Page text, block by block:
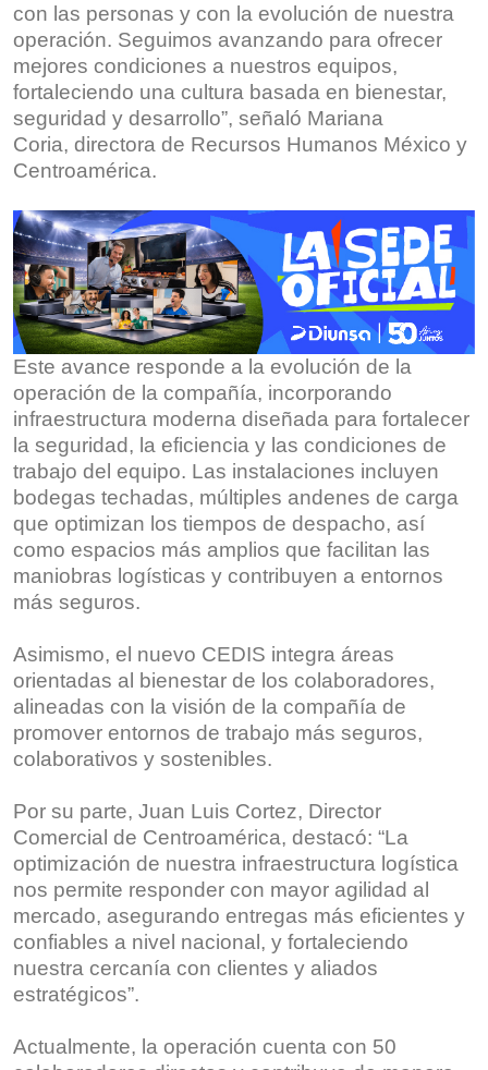
con las personas y con la evolución de nuestra
operación. Seguimos avanzando para ofrecer
mejores condiciones a nuestros equipos,
fortaleciendo una cultura basada en bienestar,
seguridad y desarrollo”, señaló Mariana
Coria, directora de Recursos Humanos México y
Centroamérica.
Este avance responde a la evolución de la
operación de la compañía, incorporando
infraestructura moderna diseñada para fortalecer
la seguridad, la eficiencia y las condiciones de
trabajo del equipo. Las instalaciones incluyen
bodegas techadas, múltiples andenes de carga
que optimizan los tiempos de despacho, así
como espacios más amplios que facilitan las
maniobras logísticas y contribuyen a entornos
más seguros.
Asimismo, el nuevo CEDIS integra áreas
orientadas al bienestar de los colaboradores,
alineadas con la visión de la compañía de
promover entornos de trabajo más seguros,
colaborativos y sostenibles.
Por su parte, Juan Luis Cortez, Director
Comercial de Centroamérica, destacó: “La
optimización de nuestra infraestructura logística
nos permite responder con mayor agilidad al
mercado, asegurando entregas más eficientes y
confiables a nivel nacional, y fortaleciendo
nuestra cercanía con clientes y aliados
estratégicos”.
Actualmente, la operación cuenta con 50